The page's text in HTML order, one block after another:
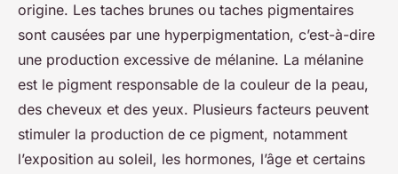
origine. Les taches brunes ou taches pigmentaires
sont causées par une hyperpigmentation, c’est-à-dire
une production excessive de mélanine. La mélanine
est le pigment responsable de la couleur de la peau,
des cheveux et des yeux. Plusieurs facteurs peuvent
stimuler la production de ce pigment, notamment
l’exposition au soleil, les hormones, l’âge et certains